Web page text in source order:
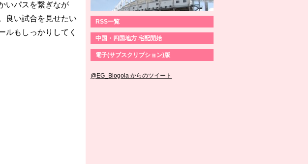
いパスを繋ぎなが
良い試合を見せたい
ルもしっかりしてく
RSS一覧
中国・四国地方 宅配開始
電子(サブスクリプション)版
@EG_Blogola からのツイート